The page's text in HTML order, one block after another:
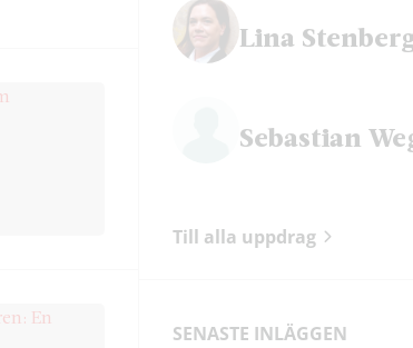
Lina
Sebastian
Till alla uppdrag
SENASTE INLÄGGEN